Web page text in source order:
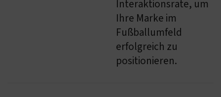
Interaktionsrate, um
Ihre Marke im
Fußballumfeld
erfolgreich zu
positionieren.